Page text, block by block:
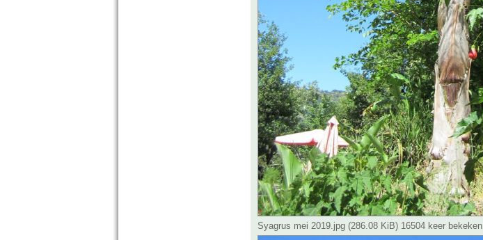
Syagrus mei 2019.jpg (286.08 KiB) 16504 keer bekeken